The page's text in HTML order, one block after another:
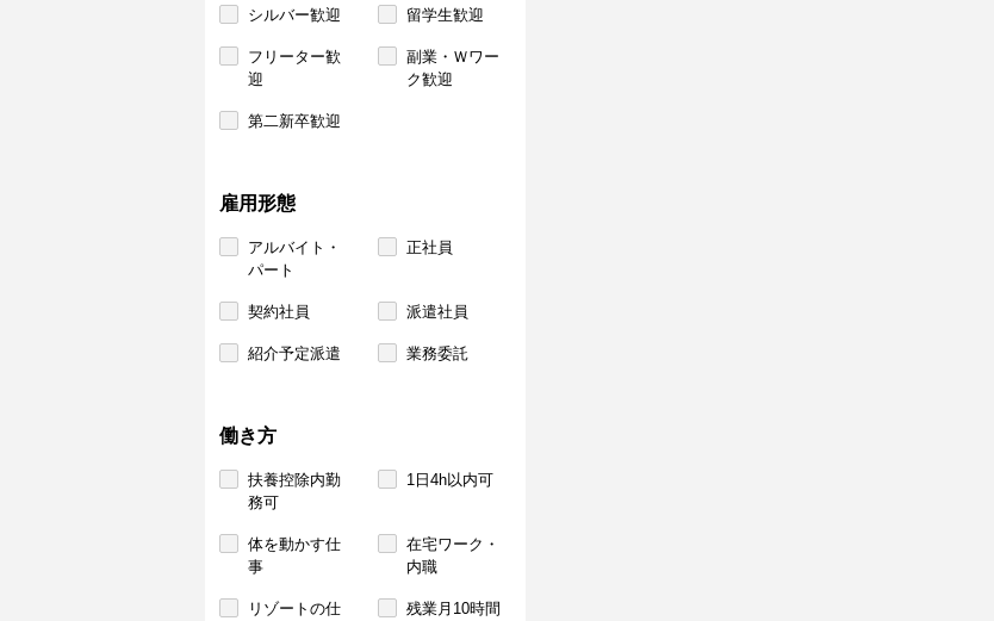
シルバー歓迎 留学生歓迎
フリーター歓
迎
副業・Ｗワー
ク歓迎
第二新卒歓迎
雇用形態
アルバイト・
パート
正社員
契約社員 派遣社員
紹介予定派遣 業務委託
働き方
扶養控除内勤
務可
1日4h以内可
体を動かす仕
事
在宅ワーク・
内職
リゾートの仕
残業月10時間